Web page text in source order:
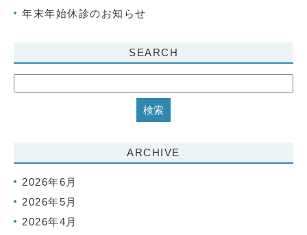
年末年始休診のお知らせ
SEARCH
ARCHIVE
2026年6月
2026年5月
2026年4月